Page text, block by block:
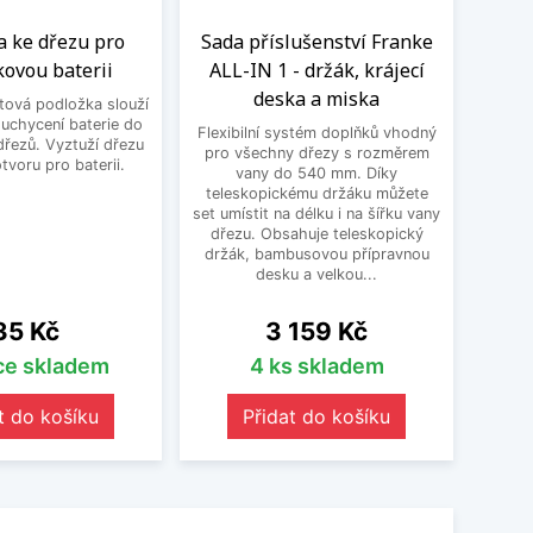
ke dřezu pro
baterii
podložka slouží
baterie do
Vyztuží dřezu
pro baterii.
Kč
skladem
do košíku
Sada příslušenství Franke
ALL-IN 1 - držák, krájecí
deska a miska
Flexibilní systém doplňků vhodný
pro všechny dřezy s rozměrem
vany do 540 mm. Díky
teleskopickému držáku můžete
set umístit na délku i na šířku vany
dřezu. Obsahuje teleskopický
držák, bambusovou přípravnou
desku a velkou...
Cena
3 159 Kč
4 ks skladem
Přidat do košíku